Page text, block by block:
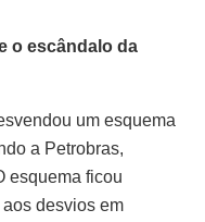
o escândalo da
um esquema
a Petrobras,
esquema ficou
aos desvios em